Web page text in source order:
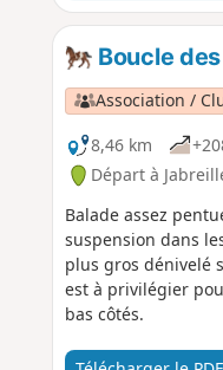
Boucle
Association /
8,46 km
Départ à
Balade assez
suspension dans
plus gros dénivelé
est à privilégier
bas côtés.